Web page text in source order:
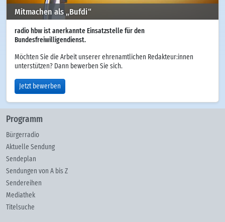
Mitmachen als „Bufdi“
radio hbw ist anerkannte Einsatzstelle für den
Bundesfreiwilligendienst.
Möchten Sie die Arbeit unserer ehrenamtlichen Redakteur:innen
unterstützen? Dann bewerben Sie sich.
Jetzt bewerben
Programm
Bürgerradio
Aktuelle Sendung
Sendeplan
Sendungen von A bis Z
Sendereihen
Mediathek
Titelsuche